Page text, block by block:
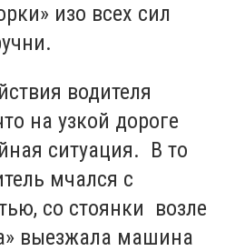
изо всех сил
водителя
на узкой дороге
ситуация. В то
мчался с
со стоянки возле
выезжала машина